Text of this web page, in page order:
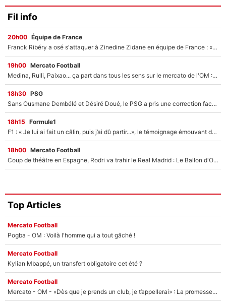
Fil info
20h00 Équipe de France
Franck Ribéry a osé s'attaquer à Zinedine Zidane en équipe de France : «Je n'aurais jamais fait ça»
19h00 Mercato Football
Medina, Rulli, Paixao... ça part dans tous les sens sur le mercato de l'OM : Frank McCourt va enfin récupérer l'argent qu'il attend ?
18h30 PSG
Sans Ousmane Dembélé et Désiré Doué, le PSG a pris une correction face à Majorque : Luis Enrique attend avec impatience des renforts !
18h15 Formule1
F1 : « Je lui ai fait un câlin, puis j’ai dû partir...», le témoignage émouvant de Max Verstappen sur sa fille
18h00 Mercato Football
Coup de théâtre en Espagne, Rodri va trahir le Real Madrid : Le Ballon d'Or a choisi de signer au FC Barcelone !
Top Articles
Mercato Football
Pogba - OM : Voilà l'homme qui a tout gâché !
Mercato Football
Kylian Mbappé, un transfert obligatoire cet été ?
Mercato Football
Mercato - OM - «Dès que je prends un club, je t’appellerai» : La promesse de Marcelino au moment de claquer la porte